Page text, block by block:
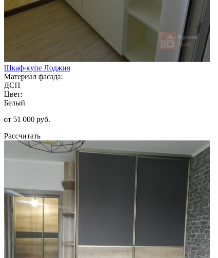
Шкаф-купе Лоджия
Материал фасада:
ДСП
Цвет:
Белый
от 51 000 руб.
Рассчитать